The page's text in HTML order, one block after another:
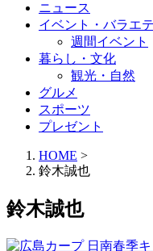
ニュース
イベント・バラエ
週間イベント
暮らし・文化
観光・自然
グルメ
スポーツ
プレゼント
HOME >
鈴木誠也
鈴木誠也